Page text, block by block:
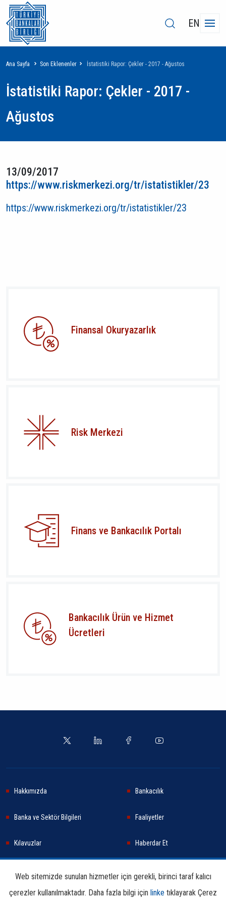
EN
Sayfa
yolu
Ana Sayfa Son Eklenenler İstatistiki Rapor: Çekler - 2017 - Ağustos
İstatistiki Rapor: Çekler - 2017 -
Ağustos
13/09/2017
https://www.riskmerkezi.org/tr/istatistikler/23
https://www.riskmerkezi.org/tr/istatistikler/23
Finansal Okuryazarlık
Risk Merkezi
Finans ve Bankacılık Portalı
Bankacılık Ürün ve Hizmet
Ücretleri
Hakkımızda Bankacılık
Banka ve Sektör Bilgileri Faaliyetler
Kılavuzlar Haberdar Et
Araştırma ve Yayınlar İletişim Bilgileri
Web sitemizde sunulan hizmetler için gerekli, birinci taraf kalıcı
çerezler kullanılmaktadır. Daha fazla bilgi için linke tıklayarak Çerez